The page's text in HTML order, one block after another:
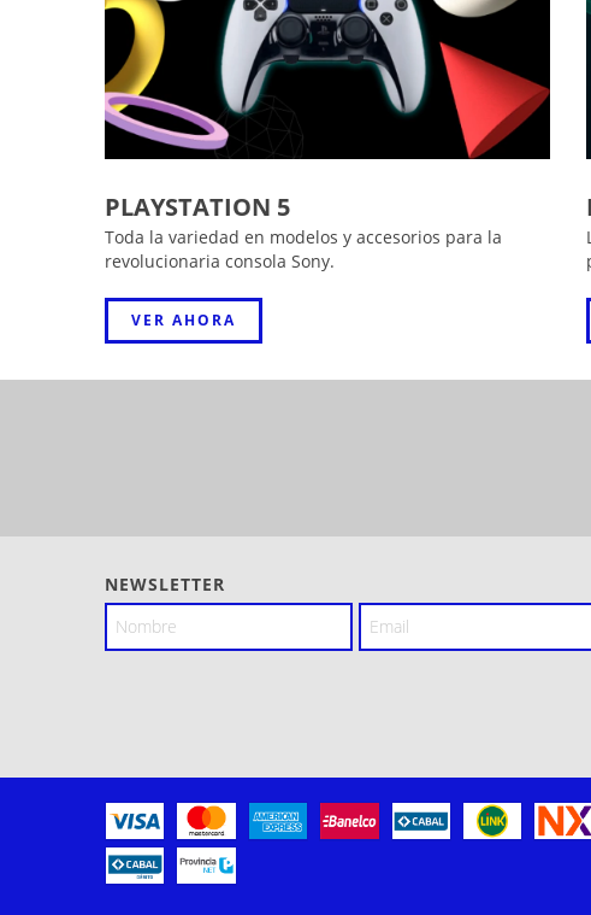
PLAYSTATION 5
Toda la variedad en modelos y accesorios para la
revolucionaria consola Sony.
VER AHORA
NEWSLETTER